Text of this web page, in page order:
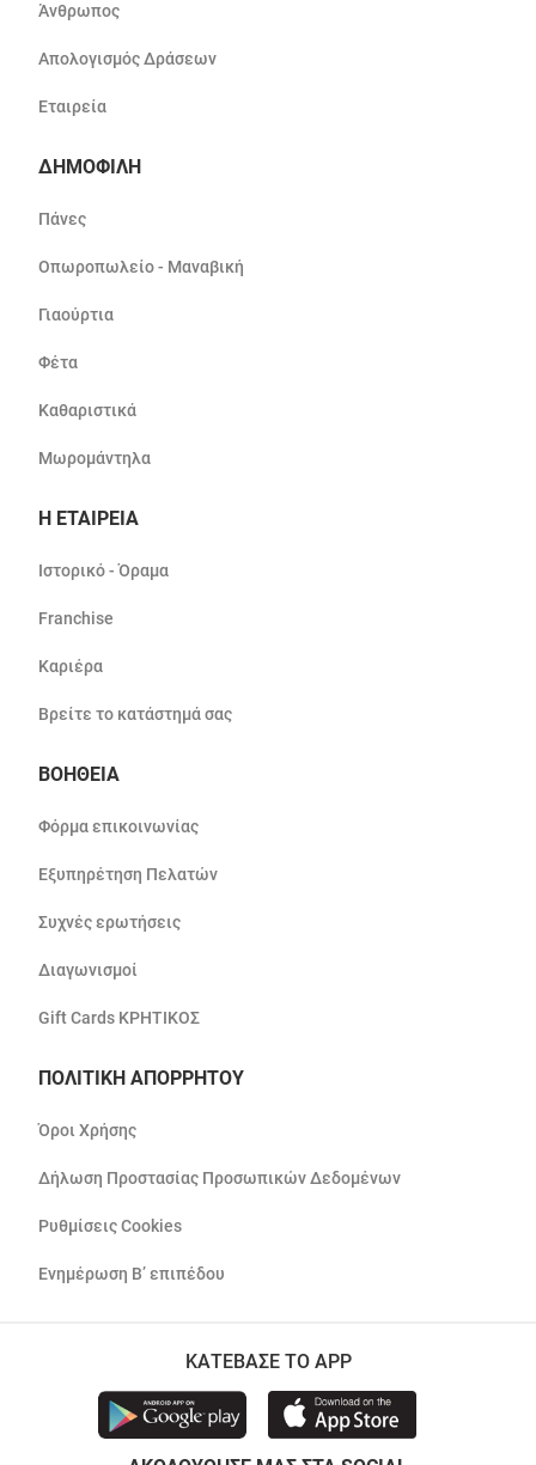
Άνθρωπος
Απολογισμός Δράσεων
Εταιρεία
ΔΗΜΟΦΙΛΗ
Πάνες
Οπωροπωλείο - Μαναβική
Γιαούρτια
Φέτα
Καθαριστικά
Μωρομάντηλα
Η ΕΤΑΙΡΕΙΑ
Ιστορικό - Όραμα
Franchise
Καριέρα
Βρείτε το κατάστημά σας
ΒΟΗΘΕΙΑ
Φόρμα επικοινωνίας
Εξυπηρέτηση Πελατών
Συχνές ερωτήσεις
Διαγωνισμοί
Gift Cards ΚΡΗΤΙΚΟΣ
ΠΟΛΙΤΙΚΗ ΑΠΟΡΡΗΤΟΥ
Όροι Χρήσης
Δήλωση Προστασίας Προσωπικών Δεδομένων
Ρυθμίσεις Cookies
Ενημέρωση Β’ επιπέδου
ΚΑΤΕΒΑΣΕ ΤΟ APP